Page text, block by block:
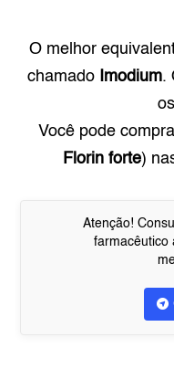
O melhor
chamado
Imodium.
Você pode
Florin forte)
Atenção!
farmacêutico